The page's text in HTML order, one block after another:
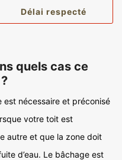
Délai respecté
quels cas ce
nécessaire et préconisé
votre toit est
autre et que la zone doit
d’eau. Le bâchage est